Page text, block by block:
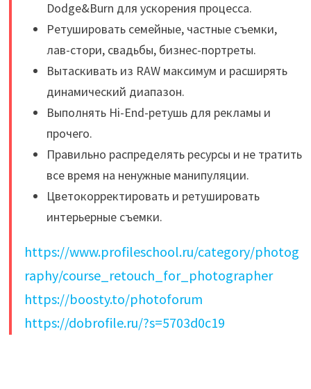
Dodge&Burn для ускорения процесса.
Ретушировать семейные, частные съемки,
лав-стори, свадьбы, бизнес-портреты.
Вытаскивать из RAW максимум и расширять
динамический диапазон.
Выполнять Hi-End-ретушь для рекламы и
прочего.
Правильно распределять ресурсы и не тратить
все время на ненужные манипуляции.
Цветокорректировать и ретушировать
интерьерные съемки.
https://www.profileschool.ru/category/photog
raphy/course_retouch_for_photographer
https://boosty.to/photoforum
https://dobrofile.ru/?s=5703d0c19